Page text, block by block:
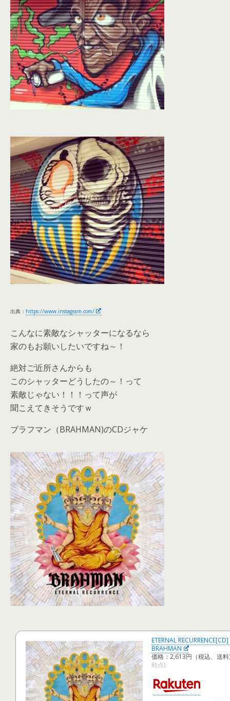
出典： https://www.instagram.com/
こんなに素敵なシャッターになるなら
家のもお願いしたいですね～！
絶対ご近所さんからも
このシャッターどうしたの～！って
素敵じゃない！！！って声が
聞こえてきそうですｗ
ブラフマン（BRAHMAN)のCDジャケ
ETERNAL
BRAHMAN
価格：2,613円（税込、送
時点)